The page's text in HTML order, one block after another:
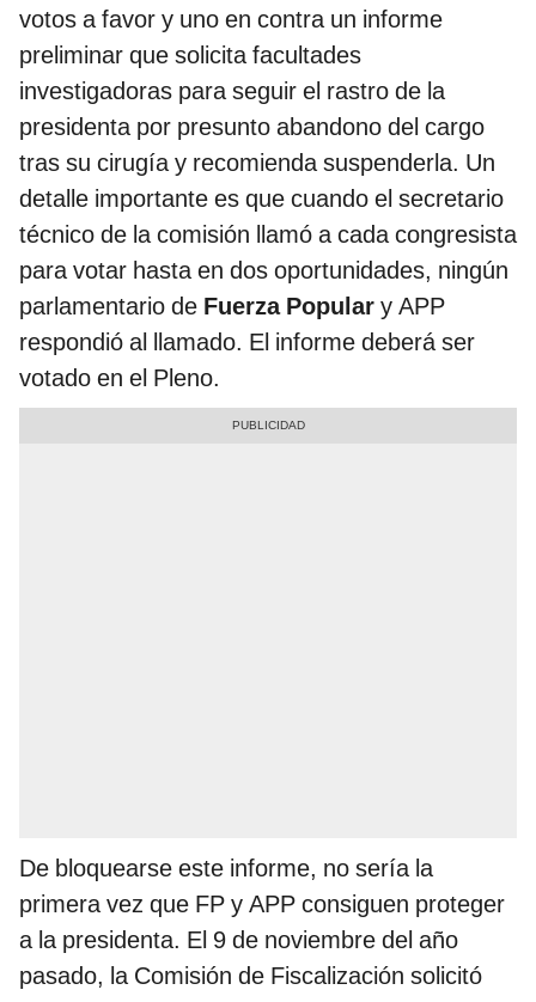
votos a favor y uno en contra un informe
preliminar que solicita facultades
investigadoras para seguir el rastro de la
presidenta por presunto abandono del cargo
tras su cirugía y recomienda suspenderla. Un
detalle importante es que cuando el secretario
técnico de la comisión llamó a cada congresista
para votar hasta en dos oportunidades, ningún
parlamentario de Fuerza Popular y APP
respondió al llamado. El informe deberá ser
votado en el Pleno.
De bloquearse este informe, no sería la
primera vez que FP y APP consiguen proteger
a la presidenta. El 9 de noviembre del año
pasado, la Comisión de Fiscalización solicitó